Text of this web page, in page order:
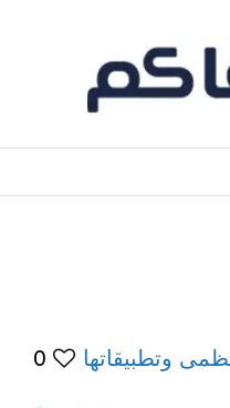
وتطبيقاتها 0